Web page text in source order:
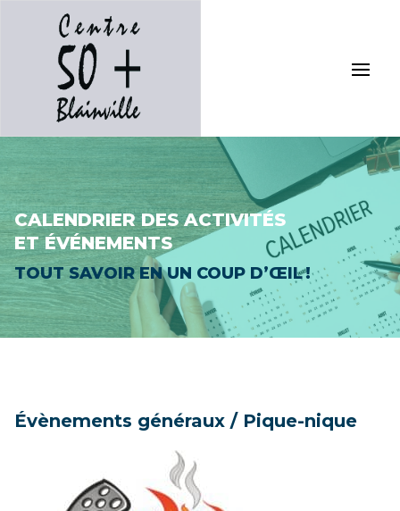
CALENDRIER DES ACTIVITÉS
ET ÉVÉNEMENTS
TOUT SAVOIR EN UN COUP D’ŒIL !
Évènements généraux / Pique-nique